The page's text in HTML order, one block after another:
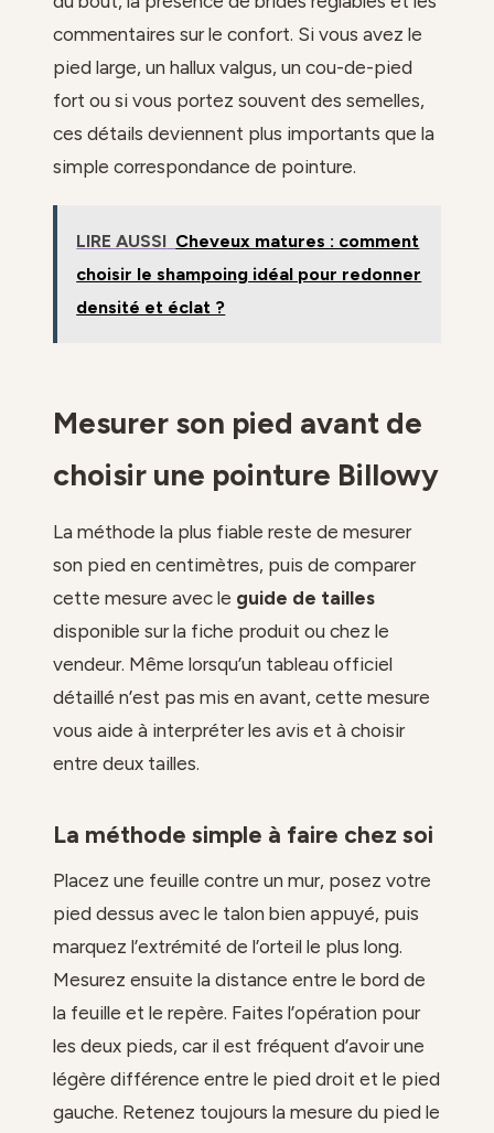
commentaires sur le confort. Si vous avez le
pied large, un hallux valgus, un cou-de-pied
fort ou si vous portez souvent des semelles,
ces détails deviennent plus importants que la
simple correspondance de pointure.
LIRE AUSSI Cheveux matures : comment
choisir le shampoing idéal pour redonner
densité et éclat ?
Mesurer son pied avant de
choisir une pointure Billowy
La méthode la plus fiable reste de mesurer
son pied en centimètres, puis de comparer
cette mesure avec le guide de tailles
disponible sur la fiche produit ou chez le
vendeur. Même lorsqu’un tableau officiel
détaillé n’est pas mis en avant, cette mesure
vous aide à interpréter les avis et à choisir
entre deux tailles.
La méthode simple à faire chez soi
Placez une feuille contre un mur, posez votre
pied dessus avec le talon bien appuyé, puis
marquez l’extrémité de l’orteil le plus long.
Mesurez ensuite la distance entre le bord de
la feuille et le repère. Faites l’opération pour
les deux pieds, car il est fréquent d’avoir une
légère différence entre le pied droit et le pied
gauche. Retenez toujours la mesure du pied le